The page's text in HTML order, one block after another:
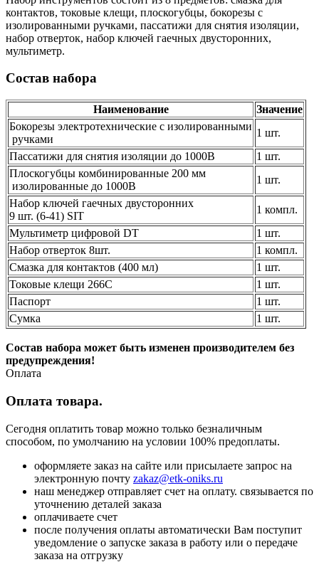
контактов, токовые клещи, плоскогубцы, бокорезы с
изолированными ручками, пассатижи для снятия изоляции,
набор отверток, набор ключей гаечных двусторонних,
мультиметр.
Состав набора
Наименование
Значение
Бокорезы электротехнические с изолированными
ручками
1 шт.
Пассатижи для снятия изоляции до 1000В
1 шт.
Плоскогубцы комбинированные 200 мм
изолированные до 1000В
1 шт.
Набор ключей гаечных двусторонних
9 шт. (6-41) SIT
1 компл.
Мультиметр цифровой DT
1 шт.
Набор отверток 8шт.
1 компл.
Смазка для контактов (400 мл)
1 шт.
Токовые клещи 266С
1 шт.
Паспорт
1 шт.
Сумка
1 шт.
Состав набора может быть изменен производителем без
предупреждения!
Оплата
Оплата товара.
Сегодня оплатить товар можно только безналичным
способом, по умолчанию на условии 100% предоплаты.
оформляете заказ на сайте или присылаете запрос на
электронную почту zakaz@etk-oniks.ru
наш менеджер отправляет счет на оплату. связывается по
уточнению деталей заказа
оплачиваете счет
после получения оплаты автоматически Вам поступит
уведомление о запуске заказа в работу или о передаче
заказа на отгрузку